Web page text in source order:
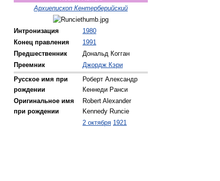
Архиепископ Кентерберийский
Интронизация
1980
Конец правления
1991
Предшественник
Дональд Когган
Преемник
Джордж Кэри
Русское имя при
рождении
Роберт Александр
Кеннеди Ранси
Оригинальное имя
при рождении
Robert Alexander
Kennedy Runcie
2 октября 1921